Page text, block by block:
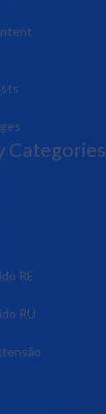
Categories
RE
RU